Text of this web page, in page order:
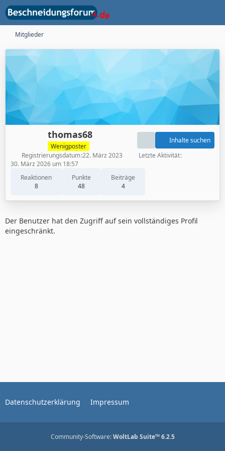
Mitglieder
thomas68
Wenigposter
Reaktionen
8
Punkte
48
Beiträge
4
Inhalte suchen
Registrierungsdatum 22. März 2023
Letzte Aktivität
30. März 2026 um 18:57
Der Benutzer hat den Zugriff auf sein vollständiges Profil
eingeschränkt.
Datenschutzerklärung Impressum
Community-Software:WoltLab Suite™ 6.2.5